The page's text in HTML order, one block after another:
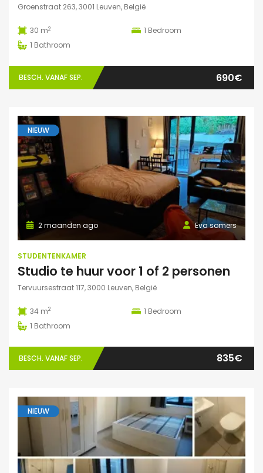
Groenstraat 263, 3001 Leuven, België
30 m2 1 Bedroom
1 Bathroom
BESCH. VANAF SEP. 690€
NIEUW
Eva somers
2 maanden ago
STUDENTENKAMER
Studio te huur voor 1 of 2 personen
Tervuursestraat 117, 3000 Leuven, België
34 m2 1 Bedroom
1 Bathroom
BESCH. VANAF SEP. 835€
NIEUW